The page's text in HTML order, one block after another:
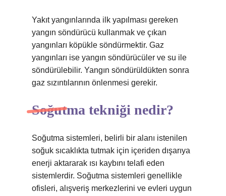
Yakıt yangınlarında ilk yapılması gereken
yangın söndürücü kullanmak ve çıkan
yangınları köpükle söndürmektir. Gaz
yangınları ise yangın söndürücüler ve su ile
söndürülebilir. Yangın söndürüldükten sonra
gaz sızıntılarının önlenmesi gerekir.
Soğutma tekniği nedir?
Soğutma sistemleri, belirli bir alanı istenilen
soğuk sıcaklıkta tutmak için içeriden dışarıya
enerji aktararak ısı kaybını telafi eden
sistemlerdir. Soğutma sistemleri genellikle
ofisleri, alışveriş merkezlerini ve evleri uygun